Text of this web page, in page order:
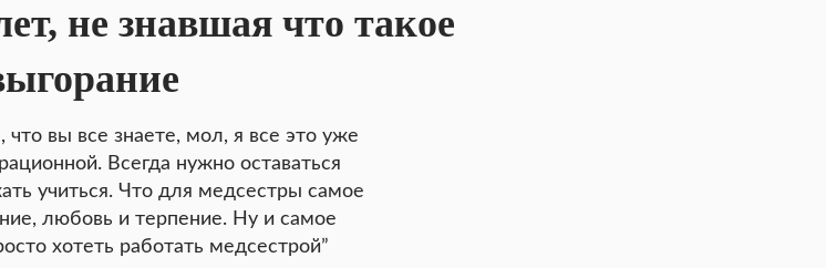
не знавшая что такое
что вы все знаете, мол, я все это уже
Всегда нужно оставаться
учиться. Что для медсестры самое
любовь и терпение. Ну и самое
хотеть работать медсестрой”